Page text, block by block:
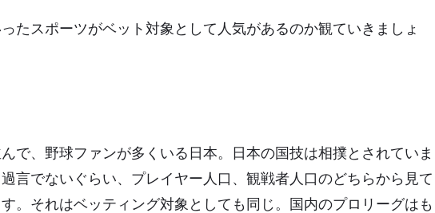
たスポーツがベット対象として人気があるのか観ていきましょ
で、野球ファンが多くいる日本。日本の国技は相撲とされていま
言でないぐらい、プレイヤー人口、観戦者人口のどちらから見て
。それはベッティング対象としても同じ。国内のプロリーグはも